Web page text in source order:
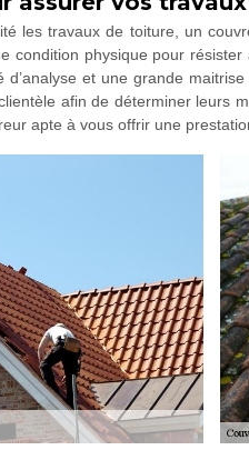
les travaux de toiture, un
condition physique pour
d’analyse et une grande
afin de déterminer leurs
apte à vous offrir une